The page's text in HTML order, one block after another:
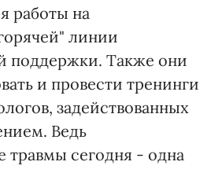
работы на
линии
поддержки. Также они
и провести тренинги
задействованных
Ведь
травмы сегодня - одна